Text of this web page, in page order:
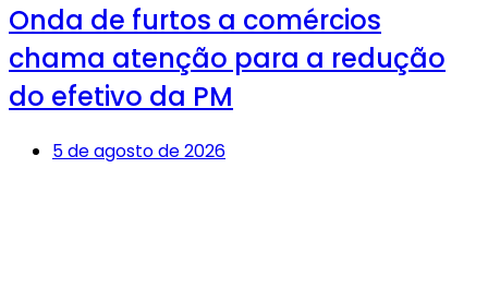
Onda de furtos a comércios
chama atenção para a redução
do efetivo da PM
5 de agosto de 2026